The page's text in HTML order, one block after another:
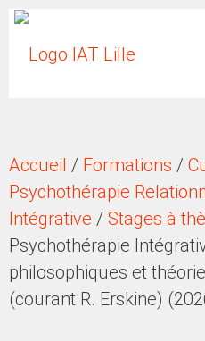
Accueil / Formations /
Psychothérapie
Intégrative / Stages à
Psychothérapie
philosophiques et
(courant R. Erskine)